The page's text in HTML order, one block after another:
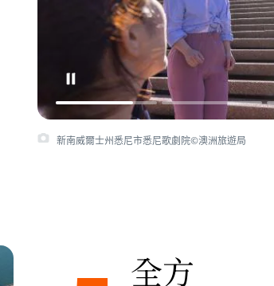
新南威爾士州悉尼市悉尼歌劇院©澳洲旅遊局
全方